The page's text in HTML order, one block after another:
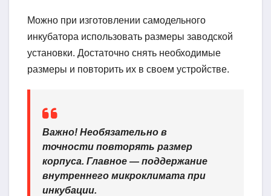
Можно при изготовлении самодельного
инкубатора использовать размеры заводской
установки. Достаточно снять необходимые
размеры и повторить их в своем устройстве.
Важно! Необязательно в
точности повторять размер
корпуса. Главное — поддержание
внутреннего микроклимата при
инкубации.